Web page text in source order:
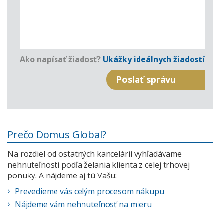
Ako napísať žiadosť? Ukážky ideálnych žiadostí
Prečo Domus Global?
Na rozdiel od ostatných kancelárií vyhľadávame
nehnuteľnosti podľa želania klienta z celej trhovej
ponuky. A nájdeme aj tú Vašu:
Prevedieme vás celým procesom nákupu
Nájdeme vám nehnuteľnosť na mieru